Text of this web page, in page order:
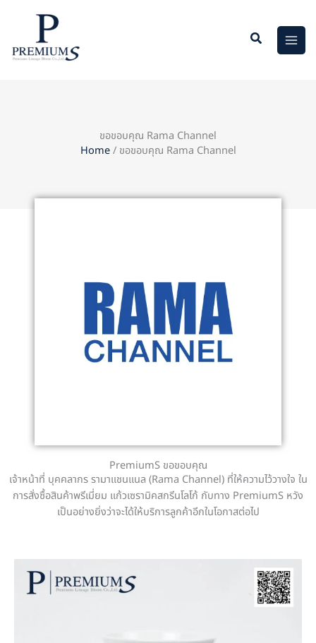
ขอขอบคุณ Rama Channel
Home/ ขอขอบคุณ Rama Channel
PremiumS ขอขอบคุณ
เจ้าหน้าที่ บุคคลากร รามาแชนแนล (Rama Channel) ที่ให้ความไว้วางใจ ใน
การสั่งซื้อสินค้าพรีเมี่ยม แก้วเซรามิคสกรีนโลโก้ กับทาง PremiumS หวัง
เป็นอย่างยิ่งว่าจะได้ให้บริการลูกค้าอีกในโอกาสต่อไป